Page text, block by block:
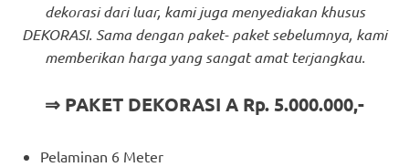
dekorasi dari luar, kami juga menyediakan khusus
DEKORASI. Sama dengan paket- paket sebelumnya, kami
memberikan harga yang sangat amat terjangkau.
⇒ PAKET DEKORASI A Rp. 5.000.000,-
Pelaminan 6 Meter